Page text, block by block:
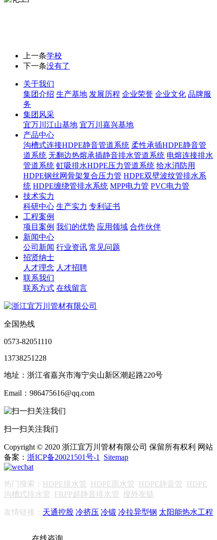
上一条学校
下一条没有了
关于我们
集团介绍 生产基地 发展历程 企业荣誉 企业文化 品牌服
务
集团风采
宜万川江山基地 宜万川嘉兴基地
产品中心
沟槽式连接HDPE静音管道系统 柔性承插HDPE静音管
道系统 无翻边热熔承插静音排水管道系统 电熔连接排水
管道系统 虹吸排水HDPE压力管道系统 给水消防用
HDPE钢丝网骨架复合压力管 HDPE双壁波纹管排水系
统 HDPE缠绕管排水系统 MPP电力管 PVC电力管
技术实力
科研中心 生产实力 专利证书
工程案例
项目案例 我们的优势 应用领域 合作伙伴
新闻中心
公司新闻 行业资讯 常见问题
招贤纳士
人才理念 人才招聘
联系我们
联系方式 在线留言
全国热线
0573-82051110
13738251228
地址：浙江省嘉兴市海宁尖山新区潮起路220号
Email：986475616@qq.com
扫一扫关注我们
Copyright © 2020 浙江宜万川管材有限公司 保留所有权利 网站
备案： 浙ICP备20021501号-1 Sitemap
热门搜索： HDPE排水管 HDPE雨水管 HDPE静音管 HDPE
沟槽式排水管 FRPP超静音排水管 搜外友链
友情链接： 天通控股 冷挤压 冷锻 冷拉异型钢 太阳能热水工程